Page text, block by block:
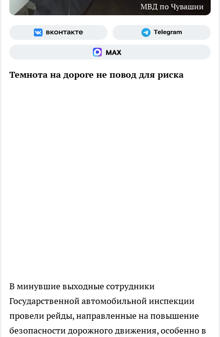
МВД по Чувашии
Темнота на дороге не повод для риска
В минувшие выходные сотрудники
Государственной автомобильной инспекции
провели рейды, направленные на повышение
безопасности дорожного движения, особенно в